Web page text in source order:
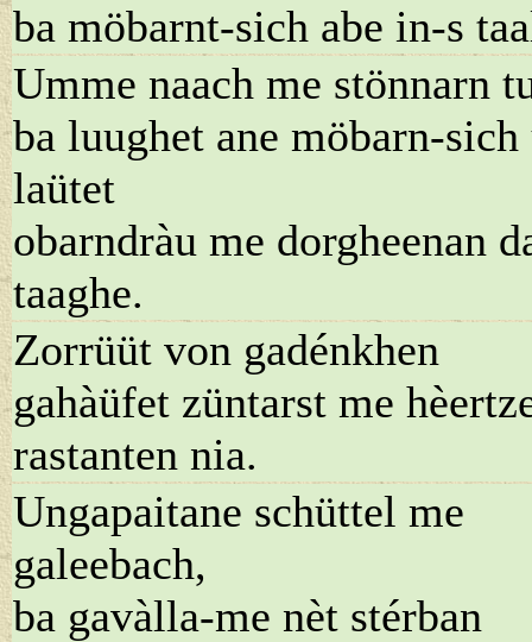
ba möbarnt-sich abe in-s
Umme naach me stönnarn
ba luughet ane möbarn-sich
laütet
obarndràu me dorgheenan
taaghe.
Zorrüüt von gadénkhen
gahàüfet züntarst me
rastanten nia.
Ungapaitane schüttel me
galeebach,
ba gavàlla-me nèt stérban